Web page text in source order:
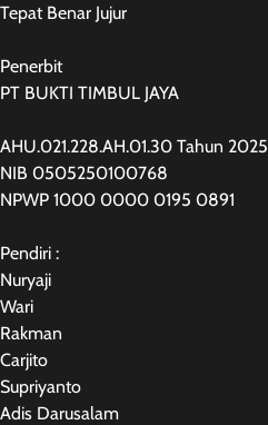
Tepat Benar Jujur
Penerbit
PT BUKTI TIMBUL JAYA
AHU.021.228.AH.01.30 Tahun 2025
NIB 0505250100768
NPWP 1000 0000 0195 0891
Pendiri :
Nuryaji
Wari
Rakman
Carjito
Supriyanto
Adis Darusalam